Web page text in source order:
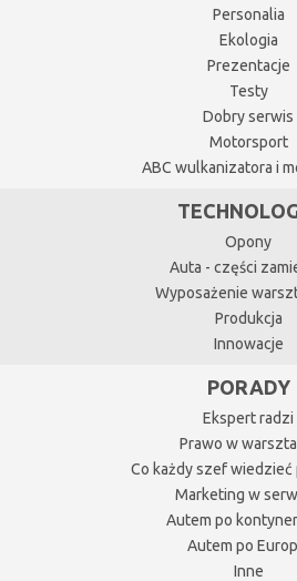
Personalia
Ekologia
Prezentacje
Testy
Dobry serwis
Motorsport
ABC wulkanizatora i
Opony
Auta - części
Wyposażenie
Produkcja
Innowacje
PORADY
Ekspert radzi
Prawo w
Co każdy szef wiedzieć
Marketing w
Autem po
Autem po
Inne